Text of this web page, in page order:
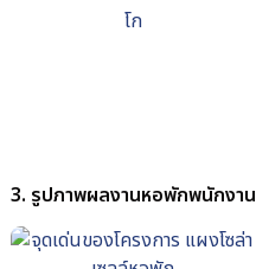
3. รูปภาพผลงานหอพักพนักงาน